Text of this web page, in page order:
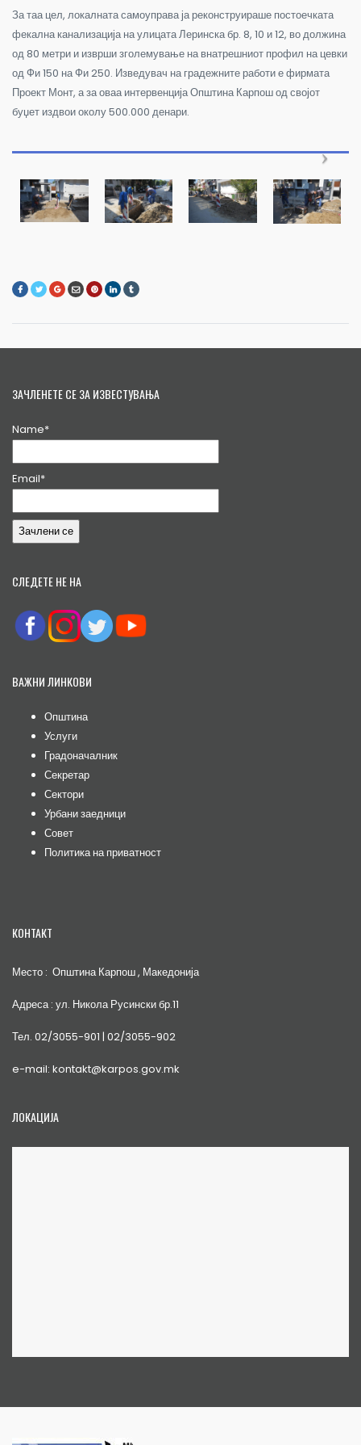
За таа цел, локалната самоуправа ја реконструираше постоечката
фекална канализација на улицата Леринска бр. 8, 10 и 12, во должина
од 80 метри и изврши зголемување на внатрешниот профил на цевки
од Фи 150 на Фи 250. Изведувач на градежните работи е фирмата
Проект Монт, а за оваа интервенција Општина Карпош од својот
буџет издвои околу 500.000 денари.
ЗАЧЛЕНЕТЕ СЕ ЗА ИЗВЕСТУВАЊА
Name*
Email*
СЛЕДЕТЕ НЕ НА
ВАЖНИ ЛИНКОВИ
Општина
Услуги
Градоначалник
Секретар
Сектори
Урбани заедници
Совет
Политика на приватност
КОНТАКТ
Место : Општина Карпош , Македонија
Адреса : ул. Никола Русински бр.11
Тел. 02/3055-901 | 02/3055-902
e-mail: kontakt@karpos.gov.mk
ЛОКАЦИЈА